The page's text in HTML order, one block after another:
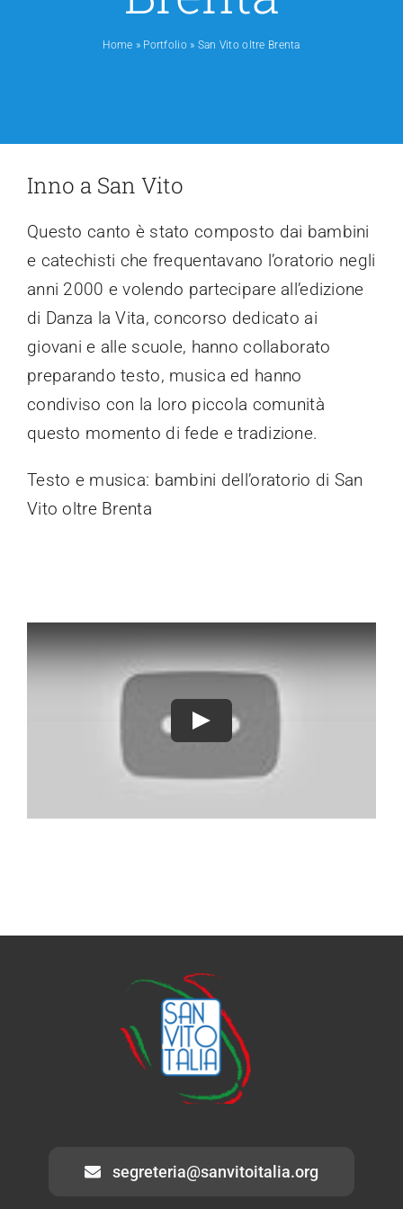
Home » Portfolio» San Vito oltre Brenta
Inno a San Vito
Questo canto è stato composto dai bambini
e catechisti che frequentavano l’oratorio negli
anni 2000 e volendo partecipare all’edizione
di Danza la Vita, concorso dedicato ai
giovani e alle scuole, hanno collaborato
preparando testo, musica ed hanno
condiviso con la loro piccola comunità
questo momento di fede e tradizione.
Testo e musica: bambini dell’oratorio di San
Vito oltre Brenta
Play
segreteria@sanvitoitalia.org